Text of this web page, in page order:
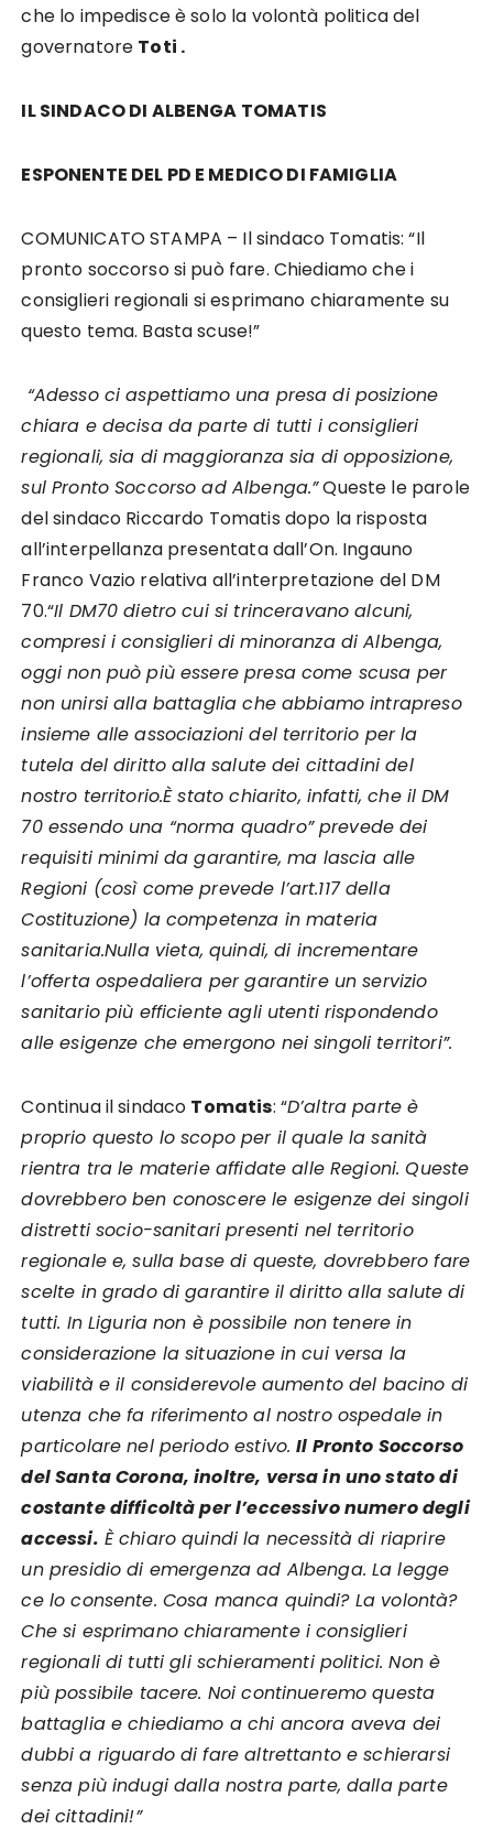
che lo impedisce è solo la volontà politica del
governatore Toti .
IL SINDACO DI ALBENGA TOMATIS
ESPONENTE DEL PD E MEDICO DI FAMIGLIA
COMUNICATO STAMPA – Il sindaco Tomatis: “Il
pronto soccorso si può fare. Chiediamo che i
consiglieri regionali si esprimano chiaramente su
questo tema. Basta scuse!”
“Adesso ci aspettiamo una presa di posizione
chiara e decisa da parte di tutti i consiglieri
regionali, sia di maggioranza sia di opposizione,
sul Pronto Soccorso ad Albenga.”Queste le parole
del sindaco Riccardo Tomatis dopo la risposta
all’interpellanza presentata dall’On. Ingauno
Franco Vazio relativa all’interpretazione del DM
70.“Il DM70 dietro cui si trinceravano alcuni,
compresi i consiglieri di minoranza di Albenga,
oggi non può più essere presa come scusa per
non unirsi alla battaglia che abbiamo intrapreso
insieme alle associazioni del territorio per la
tutela del diritto alla salute dei cittadini del
nostro territorio.È stato chiarito, infatti, che il DM
70 essendo una “norma quadro” prevede dei
requisiti minimi da garantire, ma lascia alle
Regioni (così come prevede l’art.117 della
Costituzione) la competenza in materia
sanitaria.Nulla vieta, quindi, di incrementare
l’offerta ospedaliera per garantire un servizio
sanitario più efficiente agli utenti rispondendo
alle esigenze che emergono nei singoli territori”.
Continua il sindaco Tomatis: “D’altra parte è
proprio questo lo scopo per il quale la sanità
rientra tra le materie affidate alle Regioni.Queste
dovrebbero ben conoscere le esigenze dei singoli
distretti socio-sanitari presenti nel territorio
regionale e, sulla base di queste, dovrebbero fare
scelte in grado di garantire il diritto alla salute di
tutti. In Liguria non è possibile non tenere in
considerazione la situazione in cui versa la
viabilità e il considerevole aumento del bacino di
utenza che fa riferimento al nostro ospedale in
particolare nel periodo estivo.Il Pronto Soccorso
del Santa Corona, inoltre, versa in uno stato di
costante difficoltà per l’eccessivo numero degli
accessi. È chiaro quindi la necessità di riaprire
un presidio di emergenza ad Albenga.La legge
ce lo consente. Cosa manca quindi? La volontà?
Che si esprimano chiaramente i consiglieri
regionali di tutti gli schieramenti politici. Non è
più possibile tacere. Noi continueremo questa
battaglia e chiediamo a chi ancora aveva dei
dubbi a riguardo di fare altrettanto e schierarsi
senza più indugi dalla nostra parte, dalla parte
dei cittadini!”